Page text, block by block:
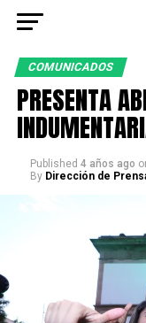
COMUNICADOS
PRESENTA
Published 4 años ago
By Dirección de